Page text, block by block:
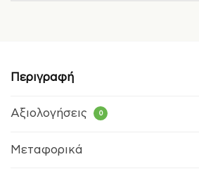
Περιγραφή
Αξιολογήσεις 0
Μεταφορικά